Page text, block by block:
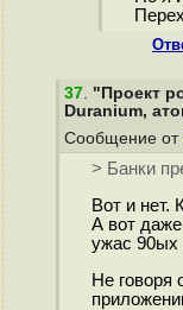
37. "Проект
Duranium,
Сообщение от
> Банки
Вот и нет.
А вот
ужас 90ых
Не говоря